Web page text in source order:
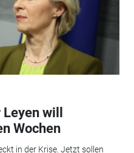
will
Wochen
in der Krise. Jetzt sollen